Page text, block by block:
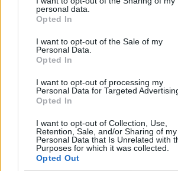
personal data.
Opted In
I want to opt-out of the Sale of my
Personal Data.
Opted In
I want to opt-out of processing my
Personal Data for Targeted
Opted In
I want to opt-out of Collection, Use,
Retention, Sale, and/or Sharing of my
Personal Data that Is Unrelated with
Purposes for which it was collected.
Opted Out
λεμονιού, τα υλικά αυτά βοηθούν και στην
χώρου με φυσικό τρόπο. Όσο πιο καθαρός
κουζίνας, τόσο πιο απίθανη η εισβολή
μπορείς να σφουγγαρίζεις συχνά με νερό
πάτωμα σου να απωθεί από μόνο του τους
επισκέπτες. Φυσικά, μπορείς και να
κατάλληλα, όπως περιγράφεται για το